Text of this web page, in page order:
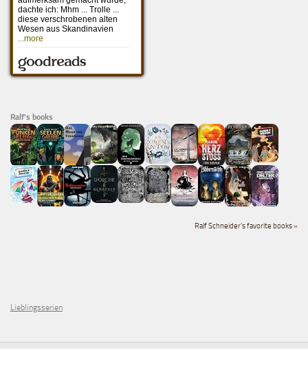
Ralf's books
Ralf Schneider's favorite books »
Lieblingsserien